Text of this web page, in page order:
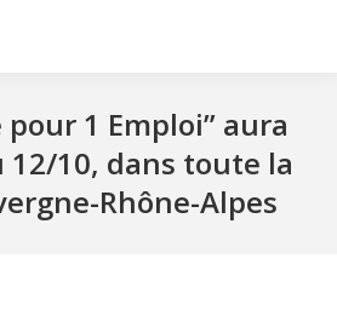
pour 1 Emploi” aura
12/10, dans toute la
Rhône-Alpes